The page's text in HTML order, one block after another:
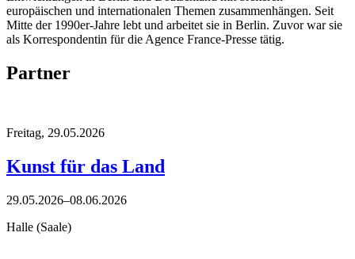
europäischen und internationalen Themen zusammenhängen. Seit
Mitte der 1990er-Jahre lebt und arbeitet sie in Berlin. Zuvor war sie
als Korrespondentin für die Agence France-Presse tätig.
Partner
Freitag, 29.05.2026
Kunst für das Land
29.05.2026–08.06.2026
Halle (Saale)